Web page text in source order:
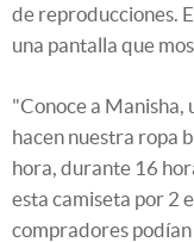
de reproducciones.
una pantalla que
"Conoce a Manisha,
hacen nuestra ropa
hora, durante 16
esta camiseta por 2
compradores